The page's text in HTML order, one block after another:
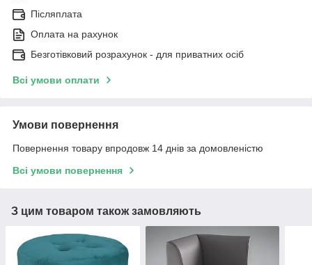
Післяплата
Оплата на рахунок
Безготівковий розрахунок - для приватних осіб
Всі умови оплати
Умови повернення
Повернення товару впродовж 14 днів за домовленістю
Всі умови повернення
З цим товаром також замовляють